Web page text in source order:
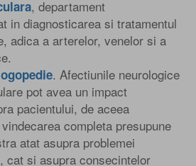
, departament
in diagnosticarea si tratamentul
adica a arterelor, venelor si a
. Afectiunile neurologice
pot avea un impact
pacientului, de aceea
completa presupune
atat asupra problemei
cat si asupra consecintelor